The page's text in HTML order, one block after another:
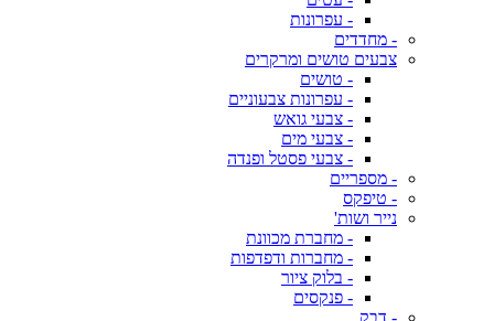
- עפרונות
- מחדדים
צבעים טושים ומרקרים
- טושים
- עפרונות צבעוניים
- צבעי גואש
- צבעי מים
- צבעי פסטל ופנדה
- מספריים
- טיפקס
נייר ושות'
- מחברת מכוונת
- מחברות ודפדפות
- בלוק ציור
- פנקסים
- דבק